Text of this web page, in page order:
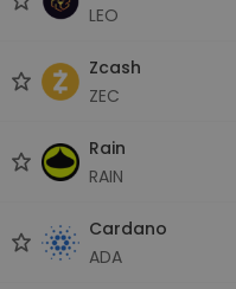
LEO
Zcash
ZEC
Rain
RAIN
Cardano
ADA